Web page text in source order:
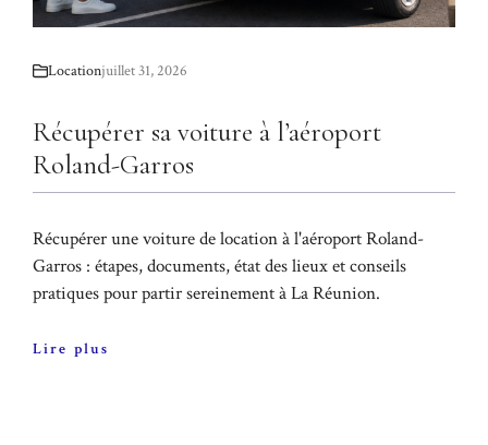
Locationjuillet 31, 2026
Récupérer sa voiture à l’aéroport
Roland-Garros
Récupérer une voiture de location à l'aéroport Roland-
Garros : étapes, documents, état des lieux et conseils
pratiques pour partir sereinement à La Réunion.
Lire plus